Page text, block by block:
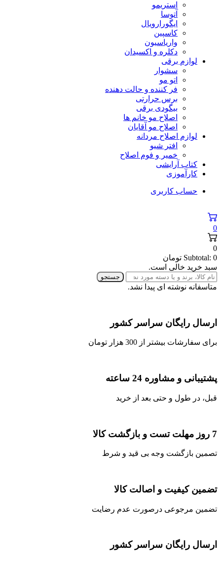
استریمو
آتوسا
ایگورارویال
کاسپین
واریاسیون
دکلره و اکسیدان
لوازم برقی
سشوار
اتو مو
فر کننده و حالت دهنده
برس حرارتی
بیگودی برقی
اصلاح مو خانم ها
اصلاح مو آقایان
لوازم اصلاح مردانه
افتر شیو
خمیر و فوم اصلاح
کتاب آرایشی
کارآموزی
حساب کاربری
0
0
Subtotal: 0
تومان
سبد خرید خالی است.
جستجو
متاسفانه نوشته ای پیدا نشد.
ارسال رایگان سراسر کشور
برای سفارشات بیشتر از 300 هزار تومان
پشتیبانی و مشاوره 24 ساعته
قبل، در طول و حتی بعد از خرید
7 روز مهلت تست و بازگشت کالا
تصمین بازگشت وجه بی قید و شرط
تضمین کیفیت و اصالت کالا
تضمین مرجوعی درصورت عدم رضایت
ارسال رایگان سراسر کشور